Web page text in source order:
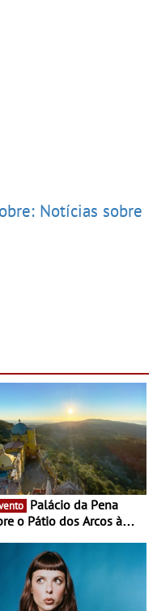
Notícias sobre
o Pátio dos Arcos à